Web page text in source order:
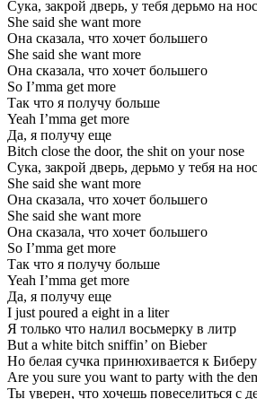
Сука, закрой дверь, у тебя дерьмо на
She said she want more
Она сказала, что хочет большего
She said she want more
Она сказала, что хочет большего
So I’mma get more
Так что я получу больше
Yeah I’mma get more
Да, я получу еще
Bitch close the door, the shit on your nose
Сука, закрой дверь, дерьмо у тебя на
She said she want more
Она сказала, что хочет большего
She said she want more
Она сказала, что хочет большего
So I’mma get more
Так что я получу больше
Yeah I’mma get more
Да, я получу еще
I just poured a eight in a liter
Я только что налил восьмерку в литр
But a white bitch sniffin’ on Bieber
Но белая сучка принюхивается к Биберу
Are you sure you want to party with the
Ты уверен, что хочешь повеселиться с